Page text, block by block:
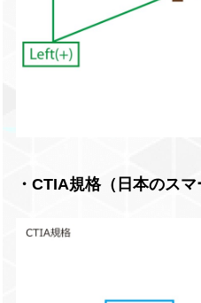
・CTIA規格（日本のスマ